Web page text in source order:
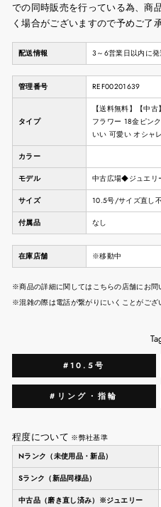
での同時販売を行っている為、商
く場合がございますので予めご了
配送情報 3～6営業日以内に発
管理番号 REF00201639
タイプ
【送料無料】【中
フラワー 18金ピン
いい 可愛い オシャ
カラー
モデル 中古広場◆ジュエリ
サイズ 10.5号/サイズ直し
付属品 なし
在庫店舗 ※移動中
※商品の詳細に関してはこちらの店舗にお問
※混雑の際は電話が繋がりにいくことがござ
#10.5号
#リング・指輪
程度について ※弊社基準
Nランク（未使用品・新品）
Sランク（新品同様品）
中古品（磨き直し済み）※ジュエリー